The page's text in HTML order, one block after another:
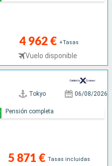
4 962 € +Tasas
Vuelo disponible
Tokyo 06/08/2026
5 871 € Tasas incluidas
Pensión completa